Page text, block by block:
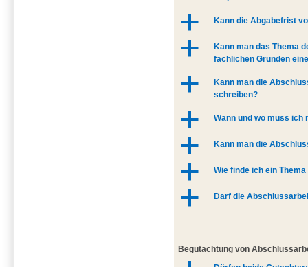
a Kann die Abgabefrist
a
Kann man das Thema
fachlichen Gründen
a
Kann man die
schreiben?
a Wann und wo muss
a Kann man die
a Wie finde ich ein
a Darf die
Begutachtung von